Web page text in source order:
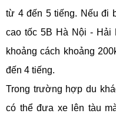
từ 4 đến 5 tiếng. Nếu đi
cao tốc 5B Hà Nội -
khoảng cách khoảng
đến 4 tiếng.
Trong trường hợp du
có thể đưa xe lên tàu